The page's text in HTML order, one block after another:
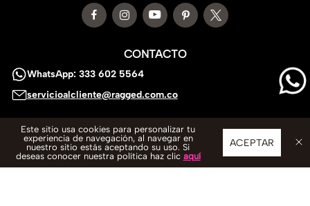
CONTACTO
WhatsApp: 333 602 5564
servicioalcliente@ragged.com.co
SERVICIO AL CLIENTE
ACERCA DE RAGGED
ACEPTAR
Este sitio usa cookies para personalizar tu
experiencia de navegación, al navegar en
nuestro sitio estás aceptando su uso. Si
deseas conocer nuestra política haz clic aquí